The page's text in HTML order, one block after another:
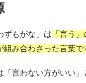
ずもがな」は 「言う
組み合わさった言葉で
「言わない方がいい